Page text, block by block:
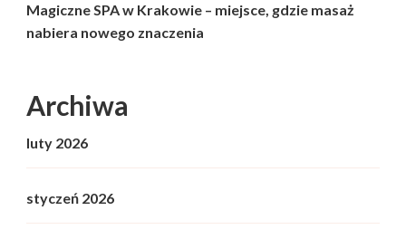
Magiczne SPA w Krakowie – miejsce, gdzie masaż
nabiera nowego znaczenia
Archiwa
luty 2026
styczeń 2026